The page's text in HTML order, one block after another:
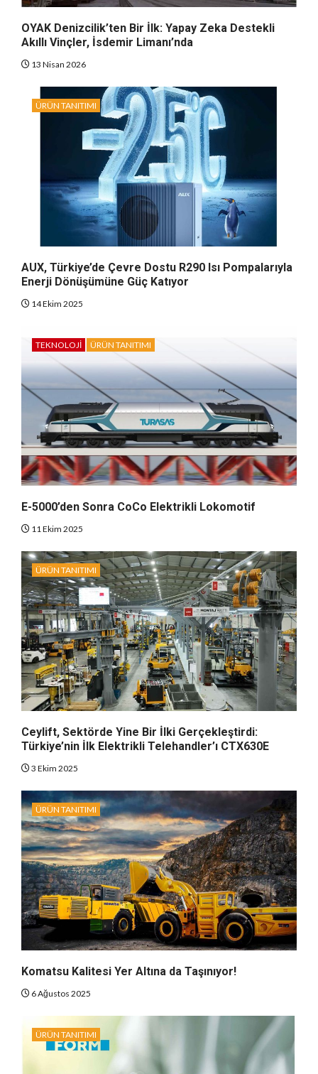
OYAK Denizcilik’ten Bir İlk: Yapay Zeka Destekli
Akıllı Vinçler, İsdemir Limanı’nda
13 Nisan 2026
ÜRÜN TANITIMI
AUX, Türkiye’de Çevre Dostu R290 Isı Pompalarıyla
Enerji Dönüşümüne Güç Katıyor
14 Ekim 2025
TEKNOLOJI ÜRÜN TANITIMI
E-5000’den Sonra CoCo Elektrikli Lokomotif
11 Ekim 2025
ÜRÜN TANITIMI
Ceylift, Sektörde Yine Bir İlki Gerçekleştirdi:
Türkiye’nin İlk Elektrikli Telehandler’ı CTX630E
3 Ekim 2025
ÜRÜN TANITIMI
Komatsu Kalitesi Yer Altına da Taşınıyor!
6 Ağustos 2025
ÜRÜN TANITIMI